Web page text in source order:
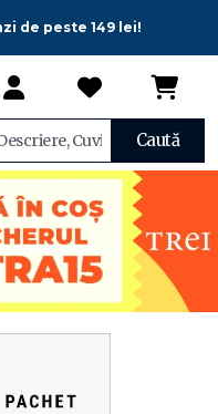
de peste 149 lei!
Caută